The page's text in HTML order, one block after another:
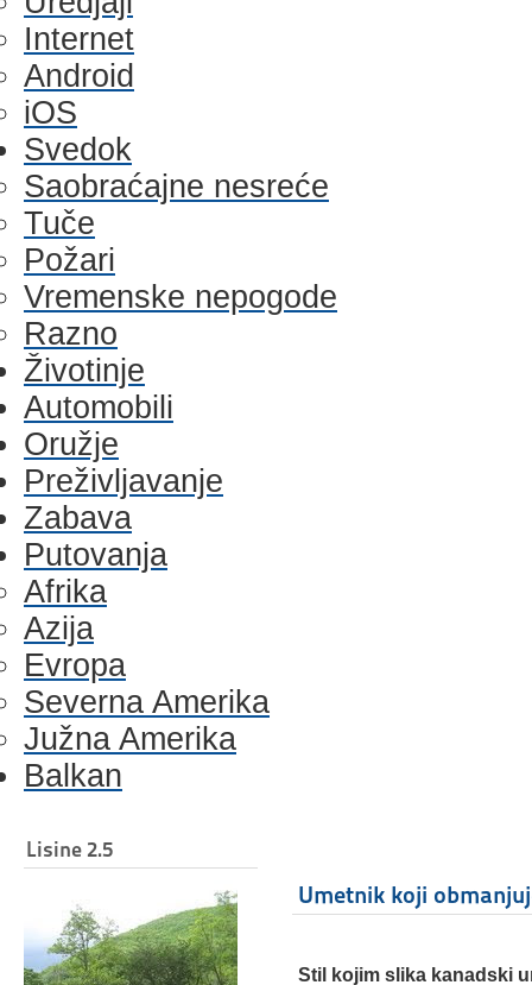
Internet
Android
iOS
Svedok
Saobraćajne nesreće
Tuče
Požari
Vremenske nepogode
Razno
Životinje
Automobili
Oružje
Preživljavanje
Zabava
Putovanja
Afrika
Azija
Evropa
Severna Amerika
Južna Amerika
Balkan
Lisine 2.5
Umetnik koji
Stil kojim slika kanadski